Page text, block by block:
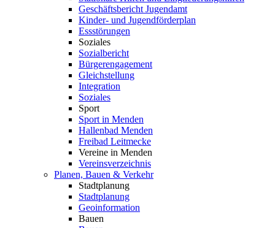
Geschäftsbericht Jugendamt
Kinder- und Jugendförderplan
Essstörungen
Soziales
Sozialbericht
Bürgerengagement
Gleichstellung
Integration
Soziales
Sport
Sport in Menden
Hallenbad Menden
Freibad Leitmecke
Vereine in Menden
Vereinsverzeichnis
Planen, Bauen & Verkehr
Stadtplanung
Stadtplanung
Geoinformation
Bauen